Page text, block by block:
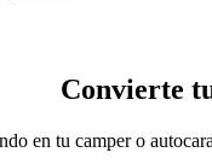
Convierte
en tu camper o